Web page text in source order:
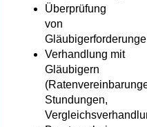
Überprüfung
von
Verhandlung mit
Gläubigern
Stundungen,